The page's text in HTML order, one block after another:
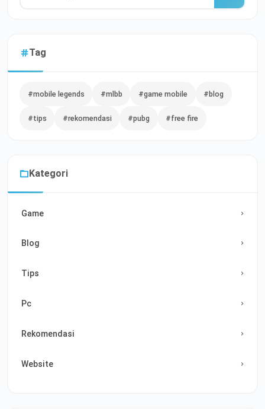
Tag
#mobile legends #mlbb #game mobile #blog
#tips #rekomendasi #pubg #free fire
Kategori
Game
Blog
Tips
Pc
Rekomendasi
Website